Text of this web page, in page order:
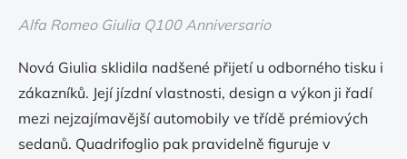
Alfa Romeo Giulia Q100 Anniversario
Nová Giulia sklidila nadšené přijetí u odborného tisku i
zákazníků. Její jízdní vlastnosti, design a výkon ji řadí
mezi nejzajímavější automobily ve třídě prémiových
sedanů. Quadrifoglio pak pravidelně figuruje v